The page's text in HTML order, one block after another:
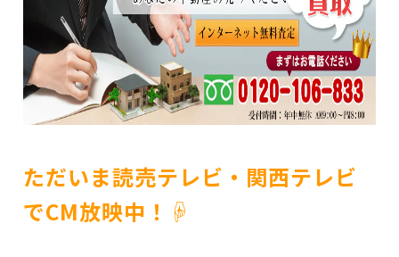
ただいま読売テレビ・関西テレビ
でCM放映中！☟